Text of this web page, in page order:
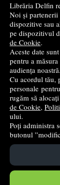
Librăria Delfin
Noi și
dispozitive sau
pe dispozitivul
de Cookie.
Aceste date
pentru a
audiența noastră.
Cu acordul tău,
personale
rugăm să
de Cookie,
ului.
Poți administra
butonul
Cele mai
Top cărți
...toate știrile